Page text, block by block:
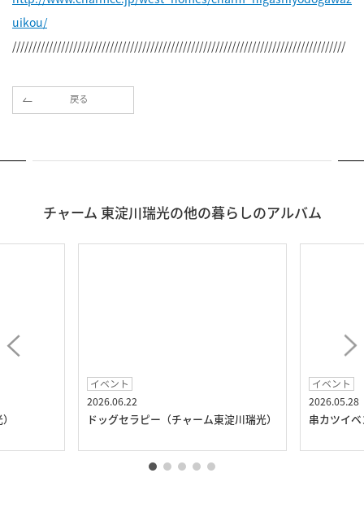
uikou/
//////////////////////////////////////////////////////////////////////////////////
戻る
チャーム 東淀川瑞光の他の暮らしのアルバム
イベント
2026.06.22
ドッグセラピー（チャーム東淀川瑞光）
イベント
2026.05.28
串カツイ